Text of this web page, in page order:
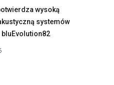
wysoką
systemów